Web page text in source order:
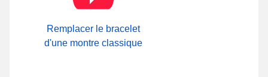
Remplacer le bracelet
d'une montre classique